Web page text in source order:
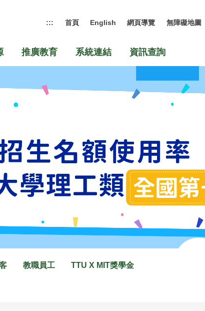
::: 首頁 English 網頁導覽 無障礙地圖
推廣教育 系統連結 資訊查詢
教職員工
TTU X MIT獎學金